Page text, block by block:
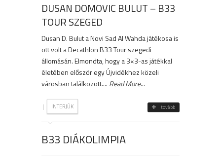
DUSAN DOMOVIC BULUT – B33
TOUR SZEGED
Dusan D. Bulut a Novi Sad Al Wahda játékosa is
ott volt a Decathlon B33 Tour szegedi
állomásán. Elmondta, hogy a 3×3-as játékkal
életében először egy Újvidékhez közeli
városban találkozott.... Read More...
| INTERJÚK tovább
B33 DIÁKOLIMPIA